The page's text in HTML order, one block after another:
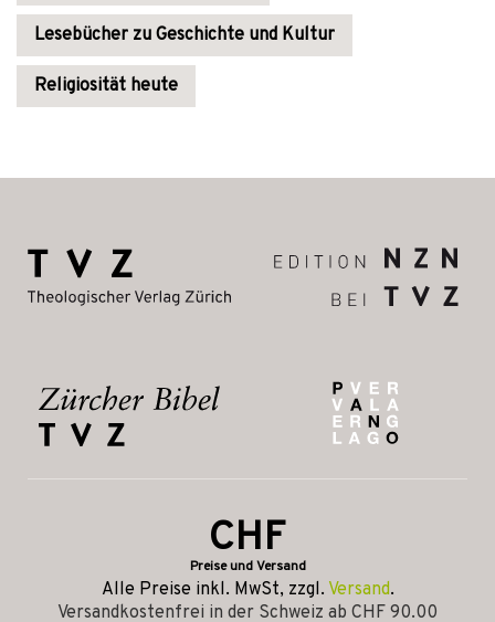
Lesebücher zu Geschichte und Kultur
Religiosität heute
CHF
Preise und Versand
Alle Preise inkl. MwSt, zzgl. Versand.
Versandkostenfrei in der Schweiz ab CHF 90.00